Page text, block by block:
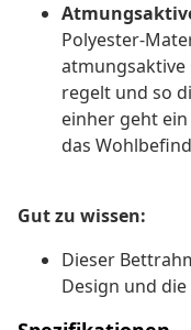
Polyester-
atmungsaktive
regelt und so
einher geht
das
Gut zu wissen:
Dieser
Design und